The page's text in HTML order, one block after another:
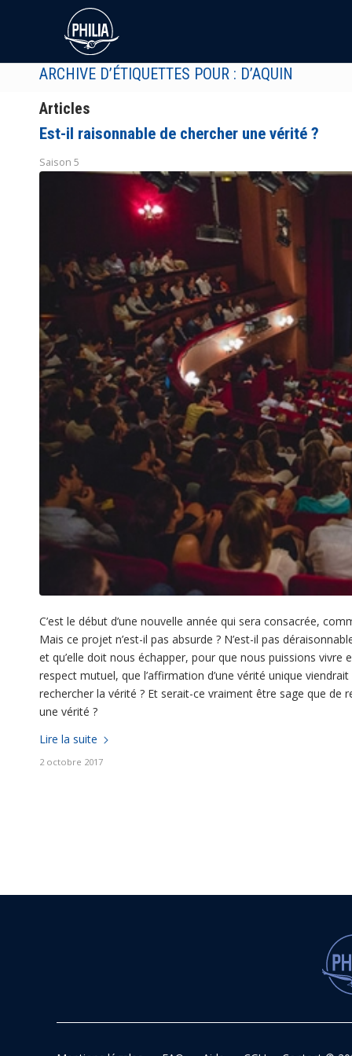
ARCHIVE D’ÉTIQUETTES POUR : D’AQUIN
Articles
Est-il raisonnable de chercher une vérité ?
Saison 5
C’est le début d’une nouvelle année qui sera consacrée,
Mais ce projet n’est-il pas absurde ? N’est-il pas
et qu’elle doit nous échapper, pour que nous puissions
respect mutuel, que l’affirmation d’une vérité unique
rechercher la vérité ? Et serait-ce vraiment être sage que de
une vérité ?
Lire la suite
2 octobre 2017